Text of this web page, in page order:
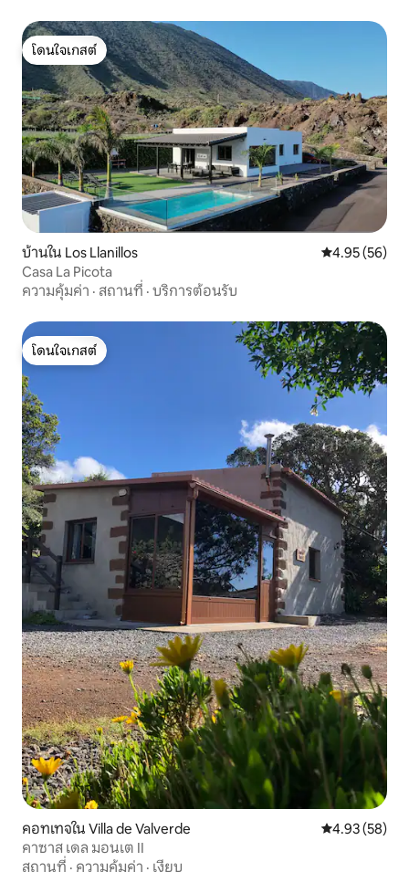
โดนใจเกสต์
โดนใจเกสต์
บ้านใน Los Llanillos คะแนนเฉลี่ย
4.95 (56)
Casa La Picota
ความคุ้มค่า · สถานที่ · บริการต้อนรับ
โดนใจเกสต์
โดนใจเกสต์
คอทเทจใน Villa de Valverde คะแนนเฉลี่ย
4.93 (58)
คาซาส เดล มอนเต II
สถานที่ · ความคุ้มค่า · เงียบ